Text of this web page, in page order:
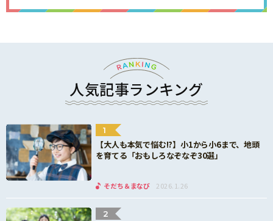
人気記事ランキング
1
【大人も本気で悩む!?】小1から小6まで、地頭
を育てる「おもしろなぞなぞ30選」
そだち＆まなび 2026.1.26
2